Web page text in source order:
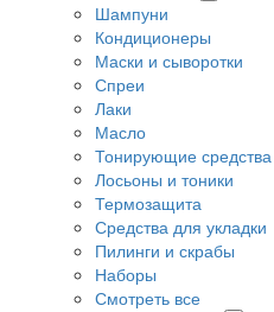
Шампуни
Кондиционеры
Маски и сыворотки
Спреи
Лаки
Масло
Тонирующие средства
Лосьоны и тоники
Термозащита
Средства для укладки
Пилинги и скрабы
Наборы
Смотреть все